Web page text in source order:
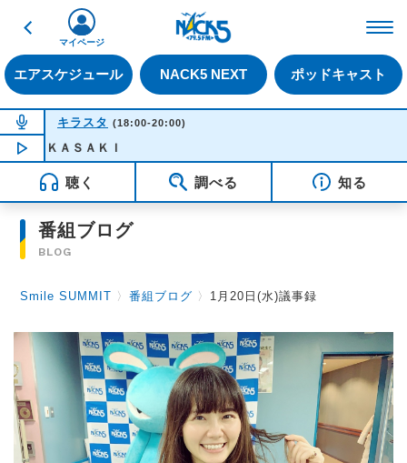
戻る
エアスケジュール NACK5 NEXT ポッドキャスト
マイページ
NOW ON AIR
キラスタ (18:00-20:00)
NOW PLAYING
ＡＳＡＫＩ
聴く 調べる 知る
番組ブログ
BLOG
Smile SUMMIT 〉番組ブログ 〉 1月20日(水)議事録